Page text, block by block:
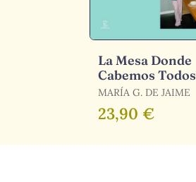
La Mesa Donde
Cabemos Todos
MARÍA G. DE JAIME
23,90 €